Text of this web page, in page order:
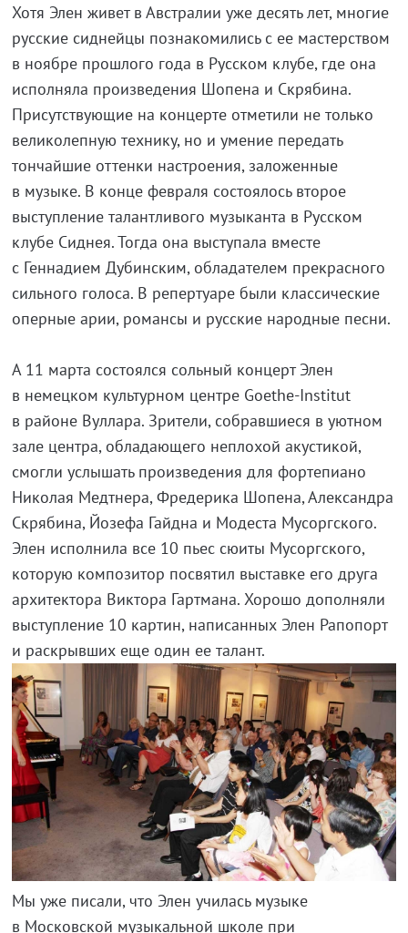
Хотя Элен живет в Австралии уже десять лет, многие
русские сиднейцы познакомились с ее мастерством
в ноябре прошлого года в Русском клубе, где она
исполняла произведения Шопена и Скрябина.
Присутствующие на концерте отметили не только
великолепную технику, но и умение передать
тончайшие оттенки настроения, заложенные
в музыке. В конце февраля состоялось второе
выступление талантливого музыканта в Русском
клубе Сиднея. Тогда она выступала вместе
с Геннадием Дубинским, обладателем прекрасного
сильного голоса. В репертуаре были классические
оперные арии, романсы и русские народные песни.
А 11 марта состоялся сольный концерт Элен
в немецком культурном центре Goethe-Institut
в районе Вуллара. Зрители, собравшиеся в уютном
зале центра, обладающего неплохой акустикой,
смогли услышать произведения для фортепиано
Николая Медтнера, Фредерика Шопена, Александра
Скрябина, Йозефа Гайдна и Модеста Мусоргского.
Элен исполнила все 10 пьес сюиты Мусоргского,
которую композитор посвятил выставке его друга
архитектора Виктора Гартмана. Хорошо дополняли
выступление 10 картин, написанных Элен Рапопорт
и раскрывших еще один ее талант.
Мы уже писали, что Элен училась музыке
в Московской музыкальной школе при